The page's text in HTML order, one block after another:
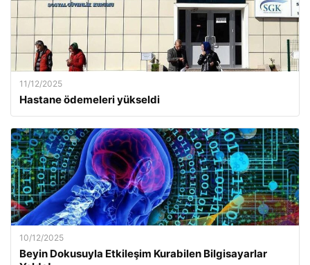
11/12/2025
Hastane ödemeleri yükseldi
10/12/2025
Beyin Dokusuyla Etkileşim Kurabilen Bilgisayarlar